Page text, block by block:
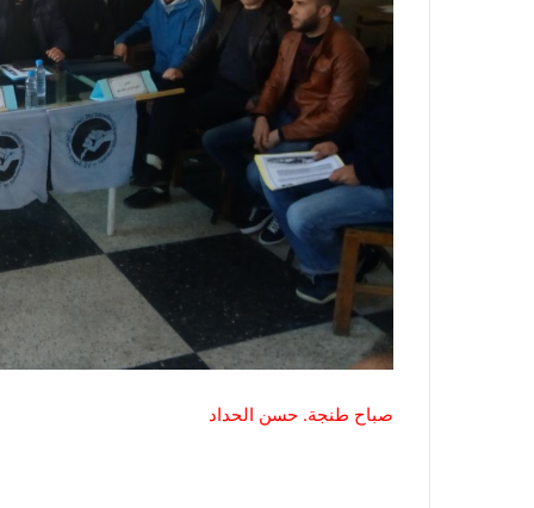
صباح طنجة. حسن الحداد